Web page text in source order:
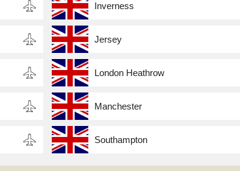
Inverness
Jersey
London Heathrow
Manchester
Southampton